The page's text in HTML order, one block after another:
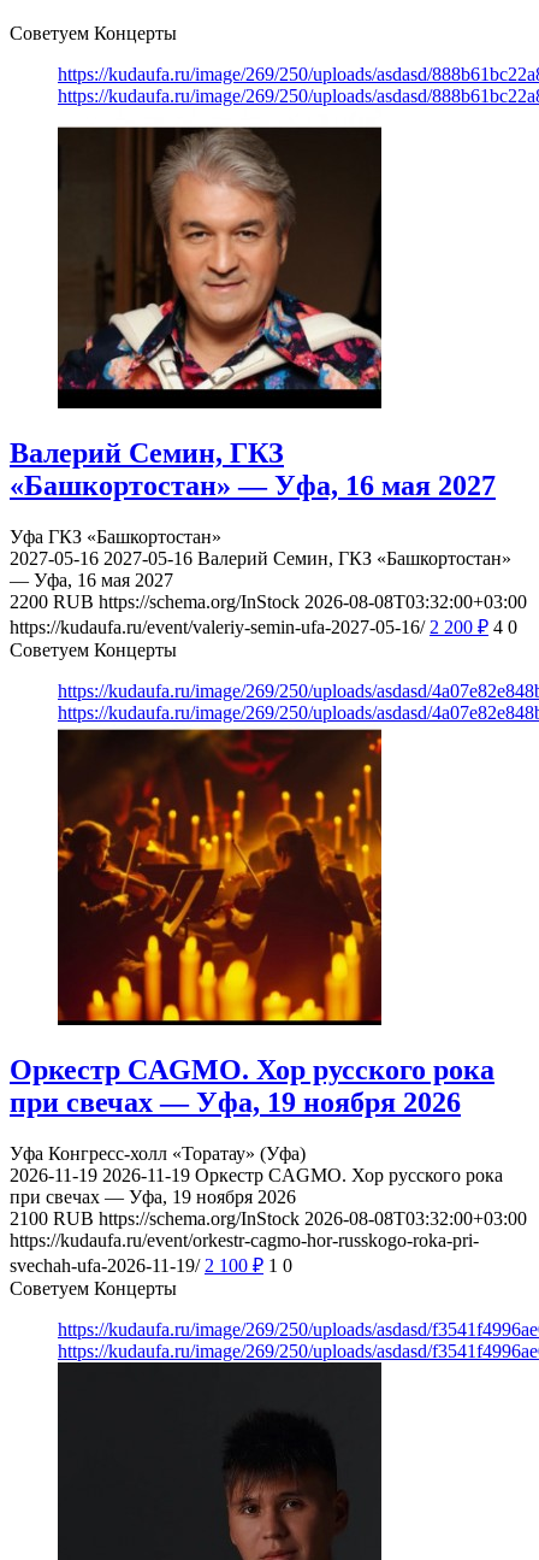
Советуем Концерты
https://kudaufa.ru/image/269/250/uploads/asdasd/
https://kudaufa.ru/image/269/250/uploads/asdasd/
Валерий Семин, ГКЗ
«Башкортостан» — Уфа, 16 мая 2027
Уфа ГКЗ «Башкортостан»
2027-05-16 2027-05-16 Валерий Семин, ГКЗ «Башкортостан»
— Уфа, 16 мая 2027
2200 RUB https://schema.org/InStock 2026-08-08T03:32:00+03:00
https://kudaufa.ru/event/valeriy-semin-ufa-2027-05-16/ 2 200 ₽ 4 0
Советуем Концерты
https://kudaufa.ru/image/269/250/uploads/asdasd/
https://kudaufa.ru/image/269/250/uploads/asdasd/
Оркестр CAGMO. Хор русского рока
при свечах — Уфа, 19 ноября 2026
Уфа Конгресс-холл «Торатау» (Уфа)
2026-11-19 2026-11-19 Оркестр CAGMO. Хор русского рока
при свечах — Уфа, 19 ноября 2026
2100 RUB https://schema.org/InStock 2026-08-08T03:32:00+03:00
https://kudaufa.ru/event/orkestr-cagmo-hor-russkogo-roka-pri-
svechah-ufa-2026-11-19/ 2 100 ₽ 1 0
Советуем Концерты
https://kudaufa.ru/image/269/250/uploads/asdasd/
https://kudaufa.ru/image/269/250/uploads/asdasd/